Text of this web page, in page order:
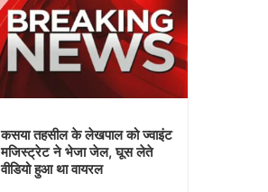
कसया तहसील के लेखपाल को ज्वाइंट
मजिस्ट्रेट ने भेजा जेल, घूस लेते
वीडियो हुआ था वायरल